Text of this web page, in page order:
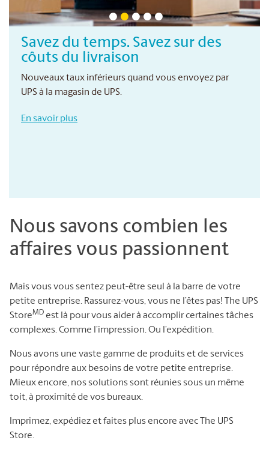
Savez du temps. Savez sur des
côuts du livraison
Nouveaux taux inférieurs quand vous envoyez par
UPS à la magasin de UPS.
En savoir plus
Nous savons combien les
affaires vous passionnent
Mais vous vous sentez peut-être seul à la barre de votre
petite entreprise. Rassurez-vous, vous ne l’êtes pas! The UPS
StoreMD est là pour vous aider à accomplir certaines tâches
complexes. Comme l’impression. Ou l’expédition.
Nous avons une vaste gamme de produits et de services
pour répondre aux besoins de votre petite entreprise.
Mieux encore, nos solutions sont réunies sous un même
toit, à proximité de vos bureaux.
Imprimez, expédiez et faites plus encore avec The UPS
Store.